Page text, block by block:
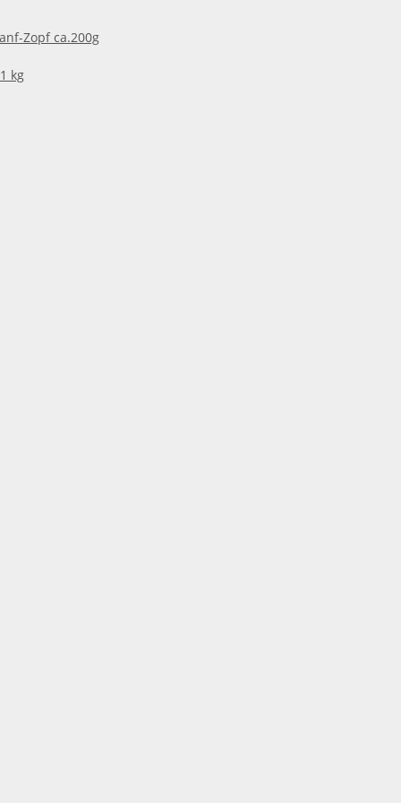
Zopf ca.200g
kg